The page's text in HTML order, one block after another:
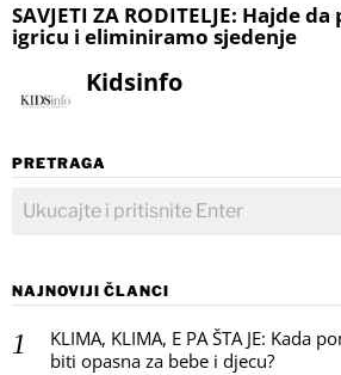
SAVJETI ZA RODITELJE: Hajde
igricu i eliminiramo sjedenje
Kidsinfo
PRETRAGA
NAJNOVIJI ČLANCI
KLIMA, KLIMA, E PA ŠTA JE: Kada
biti opasna za bebe i djecu?